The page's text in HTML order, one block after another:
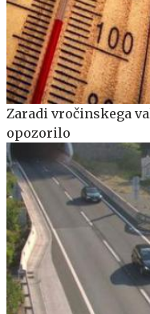
Zaradi vročinskega
opozorilo